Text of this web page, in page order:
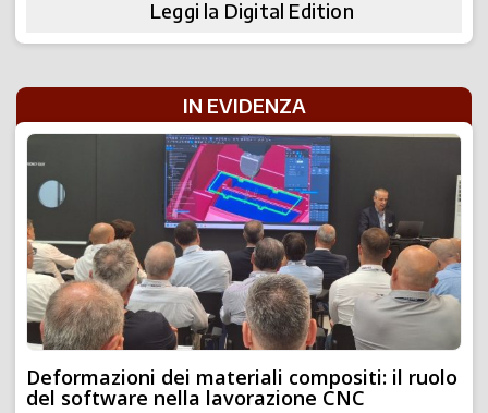
Leggi la Digital Edition
IN EVIDENZA
Deformazioni dei materiali compositi: il ruolo
del software nella lavorazione CNC